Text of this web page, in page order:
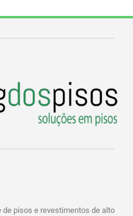
pisos e revestimentos de alto